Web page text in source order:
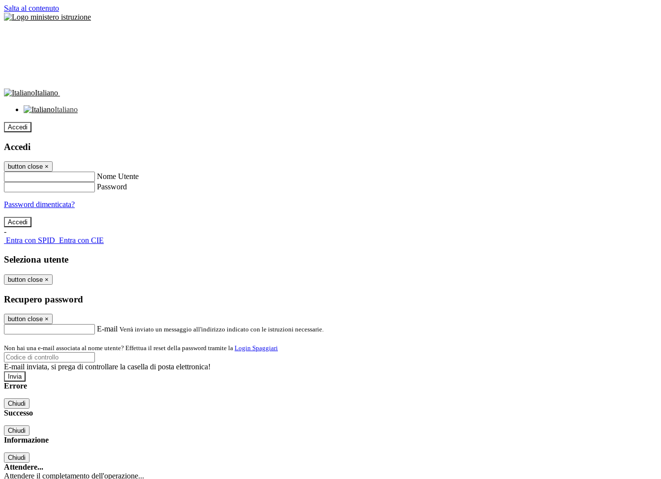
Salta al contenuto
Italiano
Italiano
Accedi
Accedi
button close ×
Nome Utente
Password
Password dimenticata?
-
Entra con SPID Entra con CIE
Seleziona utente
button close ×
Recupero password
button close ×
E-mail Verrà inviato un messaggio all'indirizzo indicato con le istruzioni necessarie.
Non hai una e-mail associata al nome utente? Effettua il reset della password tramite la Login Spaggiari
E-mail inviata, si prega di controllare la casella di posta elettronica!
Errore
Chiudi
Successo
Chiudi
Informazione
Chiudi
Attendere...
Attendere il completamento dell'operazione...